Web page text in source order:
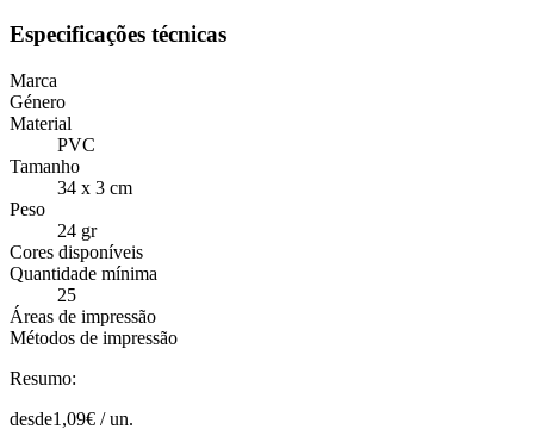
Especificações técnicas
Marca
Género
Material
PVC
Tamanho
34 x 3 cm
Peso
24 gr
Cores disponíveis
Quantidade mínima
25
Áreas de impressão
Métodos de impressão
Resumo:
desde1,09€ /un.